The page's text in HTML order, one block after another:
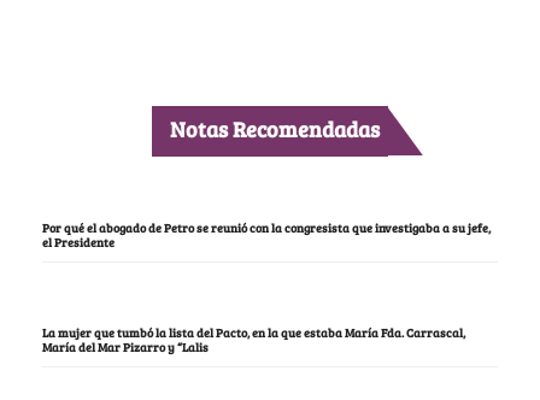
Notas Recomendadas
Por qué el abogado de Petro se reunió con la congresista que investigaba a su jefe,
el Presidente
La mujer que tumbó la lista del Pacto, en la que estaba María Fda. Carrascal,
María del Mar Pizarro y “Lalis